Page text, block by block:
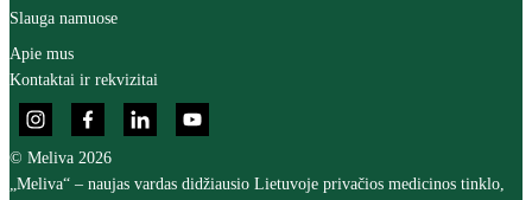
Slauga namuose
Apie mus
Kontaktai ir rekvizitai
© Meliva 2026
„Meliva“ – naujas vardas didžiausio Lietuvoje privačios medicinos tinklo,